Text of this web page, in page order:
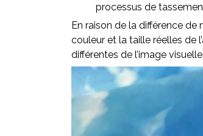
processus de
En raison de la différence de
couleur et la taille réelles de
différentes de l’image visuelle.